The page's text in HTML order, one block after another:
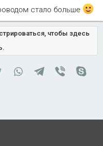
стало больше
чтобы здесь
TwitterWhatsAppTelegram
Viber